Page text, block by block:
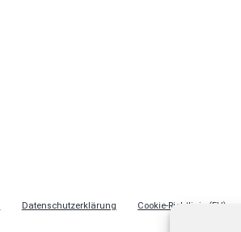
Datenschutzerklärung Cookie-Richtlinie (EU)